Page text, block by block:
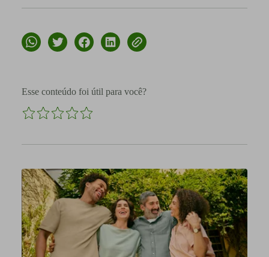
Esse conteúdo foi útil para você?